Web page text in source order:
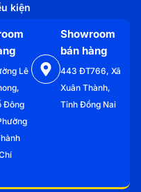
kiện
Lê
Đông
Showroom
bán hàng
443 ĐT766, Xã
Xuân Thành,
Tỉnh Đồng Nai